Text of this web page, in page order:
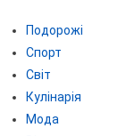
Подорожі
Спорт
Світ
Кулінарія
Мода